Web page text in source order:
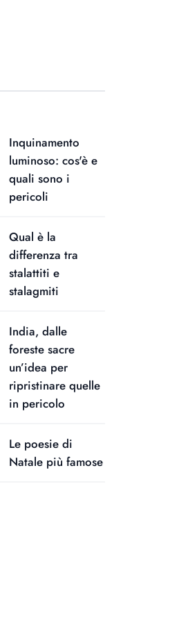
Inquinamento
luminoso: cos'è e
quali sono i
pericoli
Qual è la
differenza tra
stalattiti e
stalagmiti
India, dalle
foreste sacre
un’idea per
ripristinare quelle
in pericolo
Le poesie di
Natale più famose